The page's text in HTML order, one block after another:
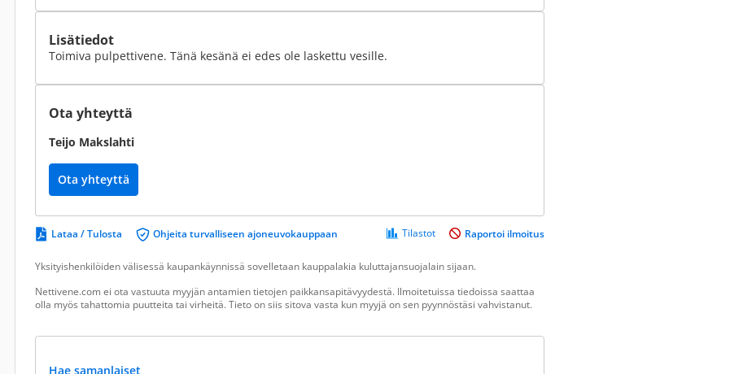
Lisätiedot
Toimiva pulpettivene. Tänä kesänä ei edes ole laskettu vesille.
Ota yhteyttä
Teijo Makslahti
Ota yhteyttä
Lataa / Tulosta Ohjeita turvalliseen ajoneuvokauppaan Tilastot Raportoi ilmoitus
Yksityishenkilöiden välisessä kaupankäynnissä sovelletaan kauppalakia kuluttajansuojalain sijaan.
Nettivene.com ei ota vastuuta myyjän antamien tietojen paikkansapitävyydestä. Ilmoitetuissa tiedoissa saattaa
olla myös tahattomia puutteita tai virheitä. Tieto on siis sitova vasta kun myyjä on sen pyynnöstäsi vahvistanut.
Hae samanlaiset